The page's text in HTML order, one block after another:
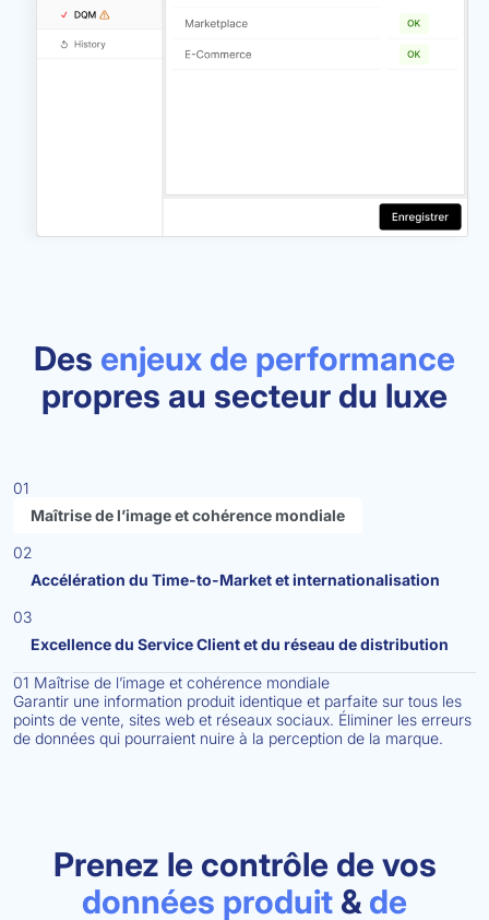
Des enjeux de performance
propres au secteur du luxe
01
Maîtrise de l’image et cohérence mondiale
02
Accélération du Time-to-Market et internationalisation
03
Excellence du Service Client et du réseau de distribution
01 Maîtrise de l’image et cohérence mondiale
Garantir une information produit identique et parfaite sur tous les
points de vente, sites web et réseaux sociaux. Éliminer les erreurs
de données qui pourraient nuire à la perception de la marque.
Prenez le contrôle de vos
données produit & de